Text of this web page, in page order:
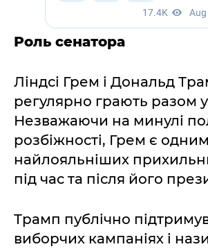
Роль сенатора
Ліндсі Грем і Дональд
регулярно грають разом
Незважаючи на минулі
розбіжності, Грем є одним
найлояльніших
під час та після його
Трамп публічно
виборчих кампаніях і